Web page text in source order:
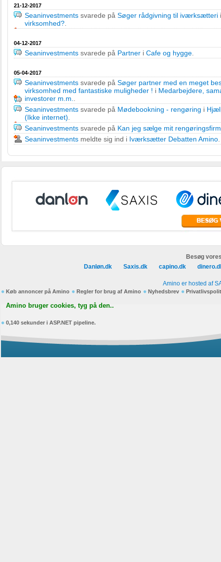
21-12-2017
Seaninvestments svarede på Søger rådgivning til iværksætteri
virksomhed?
04-12-2017
Seaninvestments svarede på Partner i Cafe og hygge
05-04-2017
Seaninvestments svarede på Søger partner med en meget
virksomhed med fantastiske muligheder ! i Medarbejdere,
investorer m.m.
Seaninvestments svarede på Mødebookning - rengøring i
(Ikke internet)
Seaninvestments svarede på Kan jeg sælge mit
Seaninvestments meldte sig ind i Iværksætter Debatten Amino
Besøg
Danløn.dk
Saxis.dk capino.dk
Amino er hosted af
Køb annoncer på Amino Regler for brug af Amino Nyhedsbrev
Amino bruger cookies, tyg på den..
0,140 sekunder i ASP.NET pipeline.